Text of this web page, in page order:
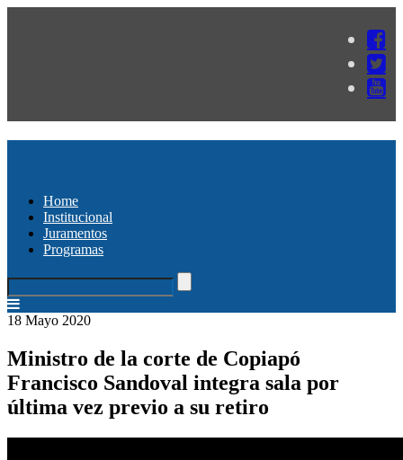
Home
Institucional
Juramentos
Programas
18 Mayo 2020
Ministro de la corte de Copiapó
Francisco Sandoval integra sala por
última vez previo a su retiro